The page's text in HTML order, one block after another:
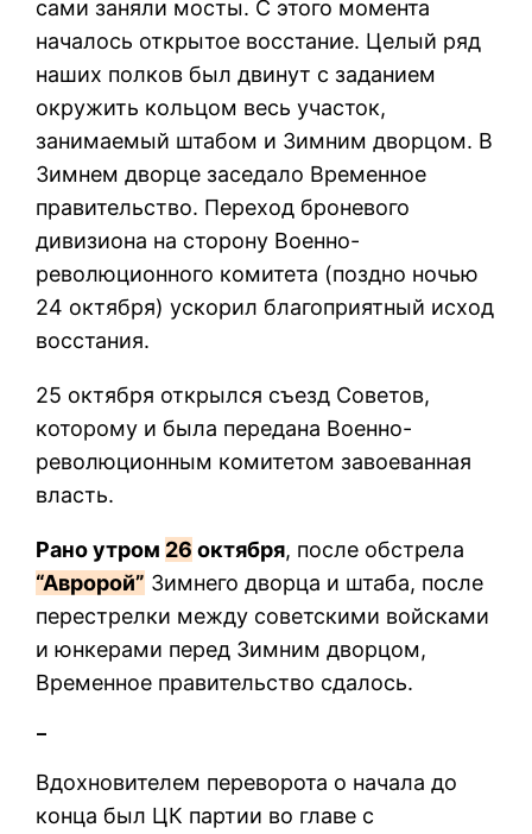
сами заняли мосты. С этого момента
началось открытое восстание. Целый ряд
наших полков был двинут с заданием
окружить кольцом весь участок,
занимаемый штабом и Зимним дворцом. В
Зимнем дворце заседало Временное
правительство. Переход броневого
дивизиона на сторону Военно-
революционного комитета (поздно ночью
24 октября) ускорил благоприятный исход
восстания.
25 октября открылся съезд Советов,
которому и была передана Военно-
революционным комитетом завоеванная
власть.
Рано утром 26 октября, после обстрела
“Авророй” Зимнего дворца и штаба, после
перестрелки между советскими войсками
и юнкерами перед Зимним дворцом,
Временное правительство сдалось.
–
Вдохновителем переворота о начала до
конца был ЦК партии во главе с